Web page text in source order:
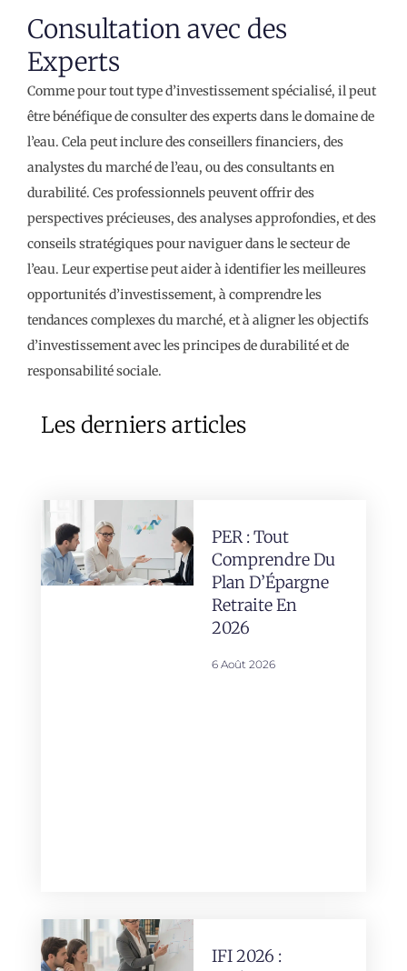
Consultation avec des
Experts
Comme pour tout type d’investissement spécialisé, il peut
être bénéfique de consulter des experts dans le domaine de
l’eau. Cela peut inclure des conseillers financiers, des
analystes du marché de l’eau, ou des consultants en
durabilité. Ces professionnels peuvent offrir des
perspectives précieuses, des analyses approfondies, et des
conseils stratégiques pour naviguer dans le secteur de
l’eau. Leur expertise peut aider à identifier les meilleures
opportunités d’investissement, à comprendre les
tendances complexes du marché, et à aligner les objectifs
d’investissement avec les principes de durabilité et de
responsabilité sociale.
Les derniers articles
PER : Tout
Comprendre Du
Plan D’Épargne
Retraite En
2026
6 Août 2026
IFI 2026 :